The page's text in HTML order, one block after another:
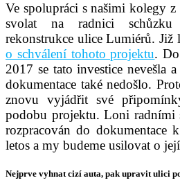
Ve spolupráci s našimi kolegy
svolat na radnici
rekonstrukce ulice Lumiérů. Již
o schválení tohoto projektu.
2017 se tato investice nevešla
dokumentace také nedošlo.
znovu vyjádřit své
podobu projektu. Loni radními
rozpracován do dokumentace
letos a my budeme usilovat o
Nejprve vyhnat cizí auta, pak upravit ulici